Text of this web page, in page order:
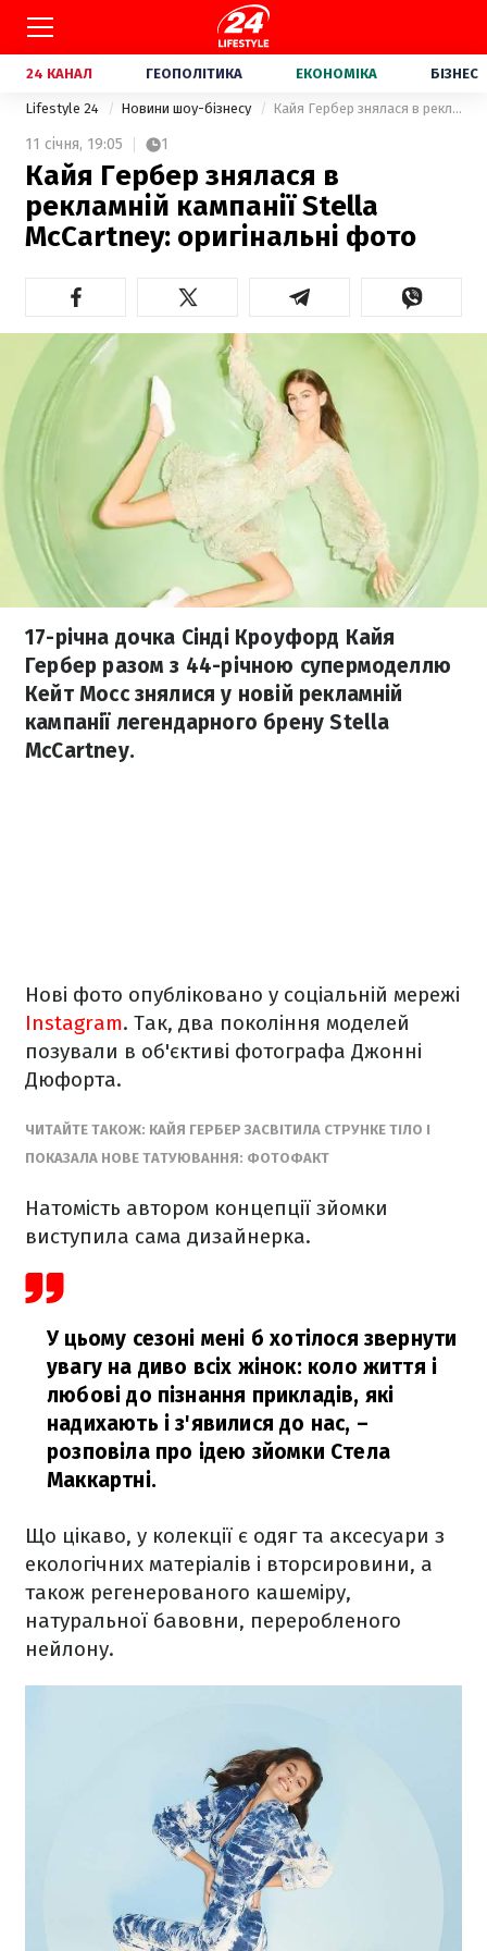
24 КАНАЛ ГЕОПОЛІТИКА ЕКОНОМІКА БІЗНЕС
Lifestyle 24 Новини шоу-бізнесу Кайя Гербер знялася в рекламній кампанії Stella McCartney: оригінальні фото
11 січня, 19:05 1
Кайя Гербер знялася в
рекламній кампанії Stella
McCartney: оригінальні фото
17-річна дочка Сінді Кроуфорд Кайя
Гербер разом з 44-річною супермоделлю
Кейт Мосс знялися у новій рекламній
кампанії легендарного брену Stella
McCartney.
Нові фото опубліковано у соціальній мережі
Instagram. Так, два покоління моделей
позували в об'єктиві фотографа Джонні
Дюфорта.
ЧИТАЙТЕ ТАКОЖ: КАЙЯ ГЕРБЕР ЗАСВІТИЛА СТРУНКЕ ТІЛО І
ПОКАЗАЛА НОВЕ ТАТУЮВАННЯ: ФОТОФАКТ
Натомість автором концепції зйомки
виступила сама дизайнерка.
У цьому сезоні мені б хотілося звернути
увагу на диво всіх жінок: коло життя і
любові до пізнання прикладів, які
надихають і з'явилися до нас, –
розповіла про ідею зйомки Стела
Маккартні.
Що цікаво, у колекції є одяг та аксесуари з
екологічних матеріалів і вторсировини, а
також регенерованого кашеміру,
натуральної бавовни, переробленого
нейлону.